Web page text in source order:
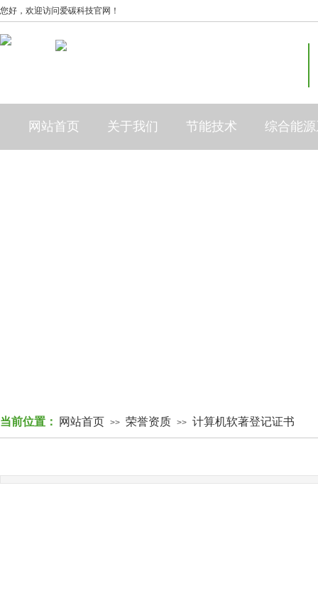
您好，欢迎访问爱碳科技官网！
网站首页 关于我们 节能技术 综合能
当前位置： 网站首页 >> 荣誉资质 >> 计算机软著登记证书